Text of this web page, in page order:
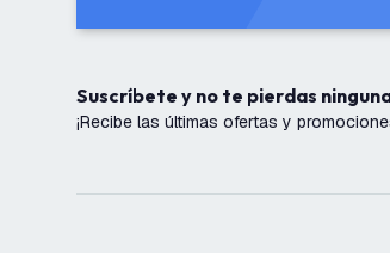
Suscríbete y no te pierdas
¡Recibe las últimas ofertas y